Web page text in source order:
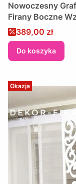
Nowoczesny
Firany Boczne
cmCena
389,00 zł
Do koszyka
Okazja